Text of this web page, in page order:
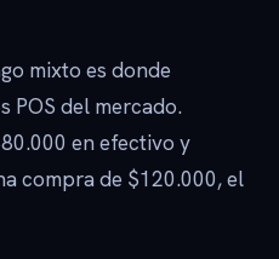
mixto es donde
POS del mercado.
en efectivo y
compra de $120.000, el